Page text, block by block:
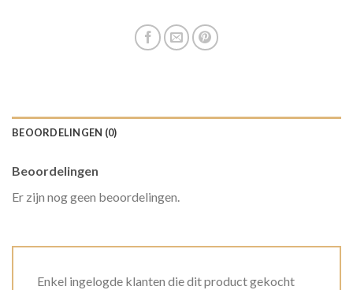
BEOORDELINGEN (0)
Beoordelingen
Er zijn nog geen beoordelingen.
Enkel ingelogde klanten die dit product gekocht